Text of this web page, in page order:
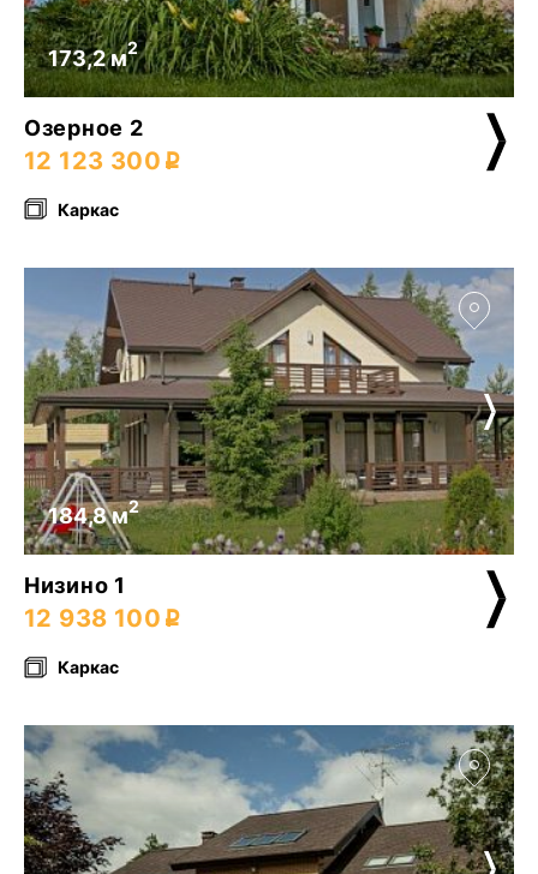
173,2 м2
Озерное 2
12 123 300
Каркас
184,8 м2
Низино 1
12 938 100
Каркас